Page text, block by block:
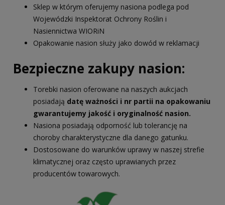
Sklep w którym oferujemy nasiona podlega pod
Wojewódzki Inspektorat Ochrony Roślin i
Nasiennictwa WIORiN
Opakowanie nasion służy jako dowód w reklamacji
Bezpieczne zakupy nasion:
Torebki nasion oferowane na naszych aukcjach
posiadają datę ważności i nr partii na opakowaniu
gwarantujemy jakość i oryginalność nasion.
Nasiona posiadają odporność lub tolerancję na
choroby charakterystyczne dla danego gatunku.
Dostosowane do warunków uprawy w naszej strefie
klimatycznej oraz często uprawianych przez
producentów towarowych.